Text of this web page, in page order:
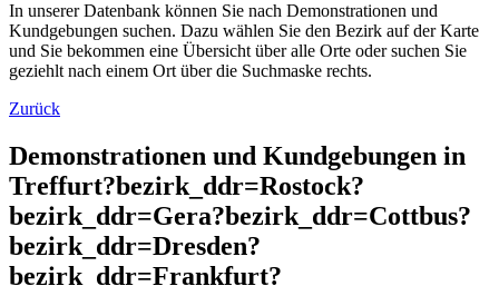
In unserer Datenbank können Sie nach Demonstrationen und
Kundgebungen suchen. Dazu wählen Sie den Bezirk auf der Karte
und Sie bekommen eine Übersicht über alle Orte oder suchen Sie
geziehlt nach einem Ort über die Suchmaske rechts.
Zurück
Demonstrationen und Kundgebungen in
Treffurt?bezirk_ddr=Rostock?
bezirk_ddr=Gera?bezirk_ddr=Cottbus?
bezirk_ddr=Dresden?
bezirk_ddr=Frankfurt?